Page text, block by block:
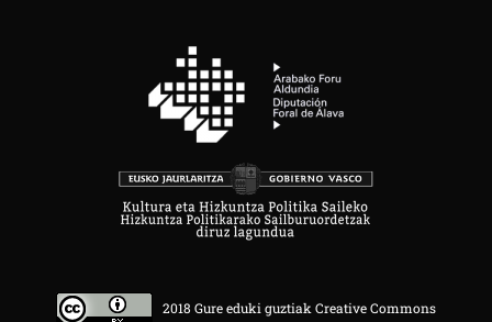
2018 Gure eduki guztiak Creative Commons